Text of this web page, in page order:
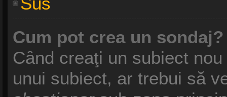
Cum pot crea un sondaj?
Când creaţi un subiect
unui subiect, ar trebui să